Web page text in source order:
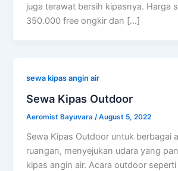
juga terawat bersih kipasnya. Harga
350.000 free ongkir dan […]
sewa kipas angin air
Sewa Kipas Outdoor
Aeromist Bayuvara/August 5, 2022
Sewa Kipas Outdoor untuk berbagai
ruangan, menyejukan udara yang
kipas angin air. Acara outdoor seperti